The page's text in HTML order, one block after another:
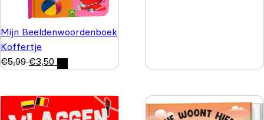
Mijn Beeldenwoordenboek
Koffertje
€5,99 €3,50